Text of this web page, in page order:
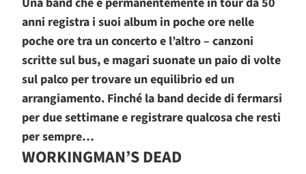
anni registra i suoi album in poche ore nelle
poche ore tra un concerto e l’altro – canzoni
scritte sul bus, e magari suonate un paio di volte
sul palco per trovare un equilibrio ed un
arrangiamento. Finché la band decide di fermarsi
per due settimane e registrare qualcosa che resti
per sempre…
WORKINGMAN’S DEAD